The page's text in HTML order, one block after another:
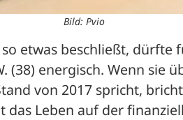
Bild: Pvio
so etwas beschließt,
(38) energisch. Wenn sie
von 2017 spricht,
das Leben auf der